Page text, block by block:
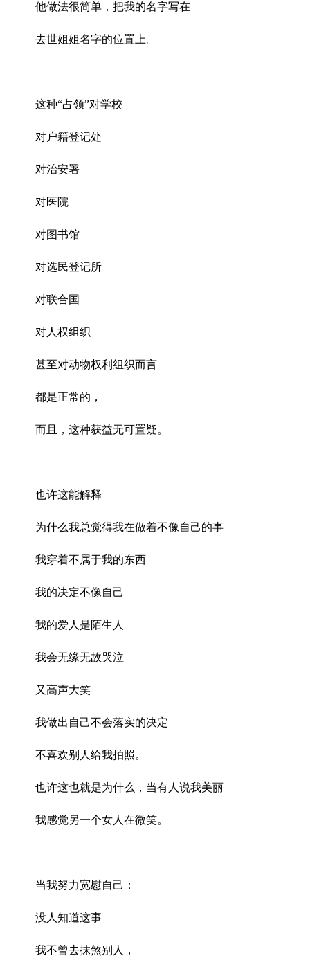
他做法很简单，把我的名字写在
去世姐姐名字的位置上。
这种“占领”对学校
对户籍登记处
对治安署
对医院
对图书馆
对选民登记所
对联合国
对人权组织
甚至对动物权利组织而言
都是正常的，
而且，这种获益无可置疑。
也许这能解释
为什么我总觉得我在做着不像自己的事
我穿着不属于我的东西
我的决定不像自己
我的爱人是陌生人
我会无缘无故哭泣
又高声大笑
我做出自己不会落实的决定
不喜欢别人给我拍照。
也许这也就是为什么，当有人说我美丽
我感觉另一个女人在微笑。
当我努力宽慰自己：
没人知道这事
我不曾去抹煞别人，